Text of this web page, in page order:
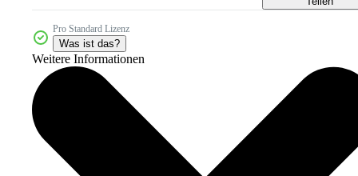
Pro Standard Lizenz
Was ist das?
Weitere Informationen